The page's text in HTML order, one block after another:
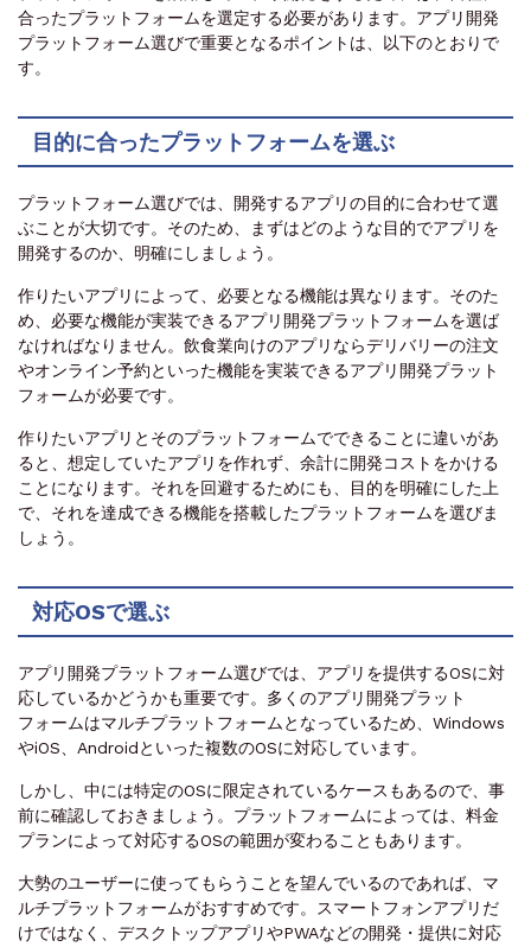
合ったプラットフォームを選定する必要があります。アプリ開発
プラットフォーム選びで重要となるポイントは、以下のとおりで
す。
目的に合ったプラットフォームを選ぶ
プラットフォーム選びでは、開発するアプリの目的に合わせて選
ぶことが大切です。そのため、まずはどのような目的でアプリを
開発するのか、明確にしましょう。
作りたいアプリによって、必要となる機能は異なります。そのた
め、必要な機能が実装できるアプリ開発プラットフォームを選ば
なければなりません。飲食業向けのアプリならデリバリーの注文
やオンライン予約といった機能を実装できるアプリ開発プラット
フォームが必要です。
作りたいアプリとそのプラットフォームでできることに違いがあ
ると、想定していたアプリを作れず、余計に開発コストをかける
ことになります。それを回避するためにも、目的を明確にした上
で、それを達成できる機能を搭載したプラットフォームを選びま
しょう。
対応OSで選ぶ
アプリ開発プラットフォーム選びでは、アプリを提供するOSに対
応しているかどうかも重要です。多くのアプリ開発プラット
フォームはマルチプラットフォームとなっているため、Windows
やiOS、Androidといった複数のOSに対応しています。
しかし、中には特定のOSに限定されているケースもあるので、事
前に確認しておきましょう。プラットフォームによっては、料金
プランによって対応するOSの範囲が変わることもあります。
大勢のユーザーに使ってもらうことを望んでいるのであれば、マ
ルチプラットフォームがおすすめです。スマートフォンアプリだ
けではなく、デスクトップアプリやPWAなどの開発・提供に対応